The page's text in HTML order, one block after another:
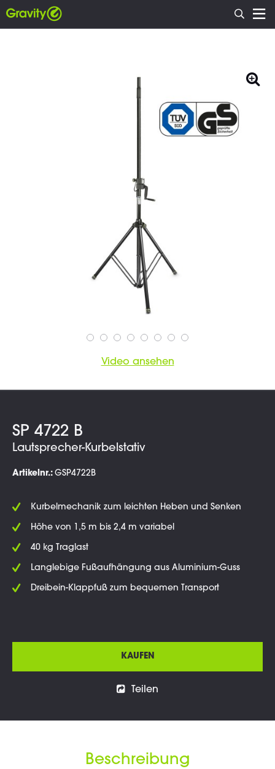
Video ansehen
SP 4722 B
Lautsprecher-Kurbelstativ
Artikelnr.: GSP4722B
Kurbelmechanik zum leichten Heben und Senken
Höhe von 1,5 m bis 2,4 m variabel
40 kg Traglast
Langlebige Fußaufhängung aus Aluminium-Guss
Dreibein-Klappfuß zum bequemen Transport
KAUFEN
Teilen
Beschreibung